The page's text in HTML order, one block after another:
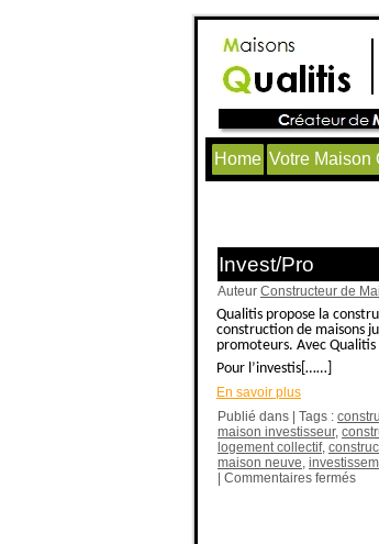
Home Votre Maison
Invest/Pro
Auteur Constructeur de
Qualitis propose la
construction de maisons
promoteurs. Avec
Pour l’investis[……]
En savoir plus
Publié dans | Tags :
maison investisseur,
logement collectif,
maison neuve,
Commentaires fermés